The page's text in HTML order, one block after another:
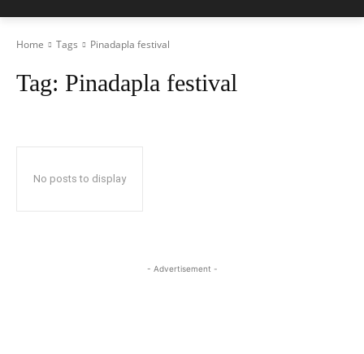
Home Tags Pinadapla festival
Tag: Pinadapla festival
No posts to display
- Advertisement -